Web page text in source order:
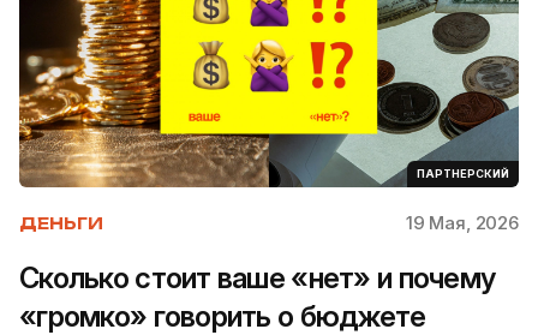
ПАРТНЕРСКИЙ
ДЕНЬГИ 19 Мая, 2026
Сколько стоит ваше «нет» и почему
«громко» говорить о бюджете